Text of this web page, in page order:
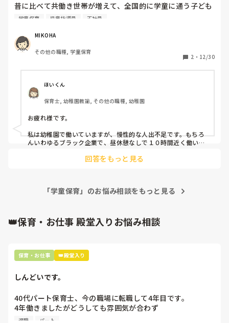
幼稚園や保育園の子どもとは全く違うので、時として毅然とし
た接し方でメリハリも大切にしていました。
程よい距離感と見守りと寄り添いと心地よさで信頼関係を構築
していったような気がします。
やりがいは、「先生に会えるから学童に来るのが毎日楽しみに
子どもたちが楽しそうに伸び伸びとリラックスして過ごす様子
を見た瞬間や、運動会・音楽会などの行事にご招待いただいた
際に普段とはまた違った一面や成長が垣間見られたりする瞬間
など、やりがいは常々感じることができていました♡
幼稚園や保育園とはまた違うフィールドでの新しい発見や面白
さがたくさんあり素敵な経験になりました♡
少しでも参考になると嬉しいです♪
昔に比べて共働き世帯が増えて、全国的に学童に通う子ども
の数は年々増え続けています。
っていないと感じています。
また、以前より支援が必要な子どもたちも増えています。
の過密状態が何年も続いています。
特に学校の長期休みには1日保育となる為、シフトを組むの
に苦労し、常勤が時間オーバーで働いている現状です。
子どもの安全と支援員の心身の健康を守る為に、みなさんは
工夫されている事があれば教えて頂きたいです。
宜しくお願い致します！
学童保育 児童指導員 正社員
MIKOHA
その他の職種, 学童保育
2 ・ 12/30
ほいくん
保育士, 幼稚園教諭, その他の職種, 幼稚園
お疲れ様です。
私は幼稚園で働いていますが、慢性的な人出不足です。もちろ
んいわゆるブラック企業で、昼休憩なしで１０時間近く働いて
なので、人出不足だと感じたら人出不足だと経営陣へ伝えてい
回答をもっと見る
「学童保育」のお悩み相談をもっと見る
👑保育・お仕事 殿堂入りお悩み相談
保育・お仕事 👑殿堂入り
しんどいです。
40代パート保育士、今の職場に転職して4年目です。
4年働きましたがどうしても雰囲気が合わず
退職しようと思っています。
退職 パート